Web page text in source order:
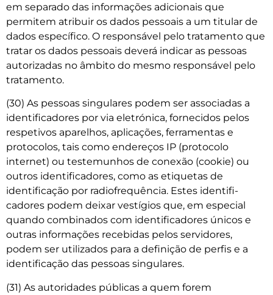
em separado das informações adicionais que
permitem atribuir os dados pessoais a um titular de
dados específico. O responsável pelo tratamento que
tratar os dados pessoais deverá indicar as pessoas
autorizadas no âmbito do mesmo responsável pelo
tratamento.
(30) As pessoas singulares podem ser associadas a
identificadores por via eletrónica, fornecidos pelos
respetivos aparelhos, aplicações, ferramentas e
protocolos, tais como endereços IP (protocolo
internet) ou testemunhos de conexão (cookie) ou
outros identificadores, como as etiquetas de
identificação por radiofrequência. Estes identifi­
cadores podem deixar vestígios que, em especial
quando combinados com identificadores únicos e
outras informações recebidas pelos servidores,
podem ser utilizados para a definição de perfis e a
identificação das pessoas singulares.
(31) As autoridades públicas a quem forem